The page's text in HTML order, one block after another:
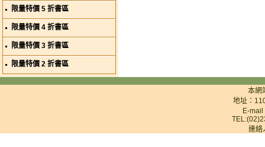
限量特價 5 折書區
限量特價 4 折書區
限量特價 3 折書區
限量特價 2 折書區
本網
地址：
E-
連絡